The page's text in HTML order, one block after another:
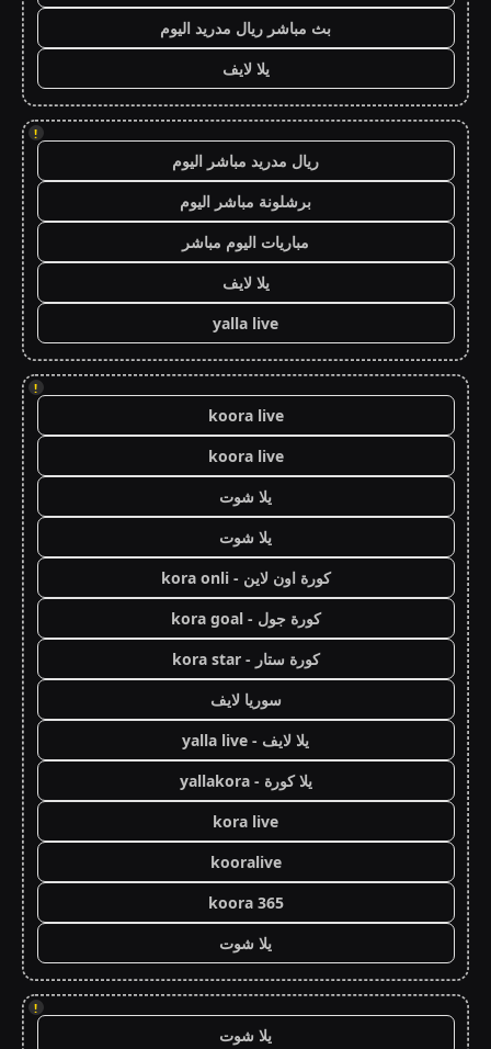
بث مباشر ريال مدريد اليوم
يلا لايف
!
ريال مدريد مباشر اليوم
برشلونة مباشر اليوم
مباريات اليوم مباشر
يلا لايف
yalla live
!
koora live
koora live
يلا شوت
يلا شوت
كورة اون لاين - kora onli
كورة جول - kora goal
كورة ستار - kora star
سوريا لايف
يلا لايف - yalla live
يلا كورة - yallakora
kora live
kooralive
koora 365
يلا شوت
!
يلا شوت